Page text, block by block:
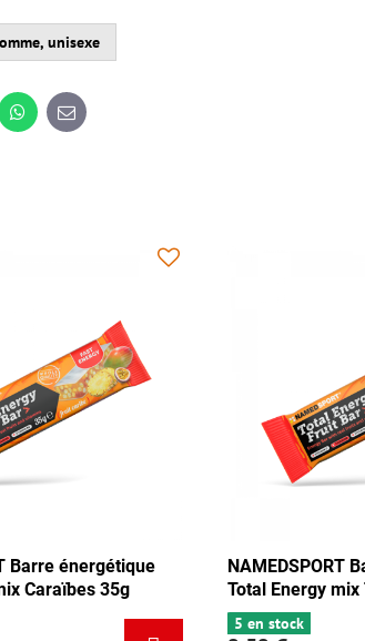
unisexe
WhatsApp
E-
mail
Barre énergétique
mix Tango 35g
Total
3 en stock